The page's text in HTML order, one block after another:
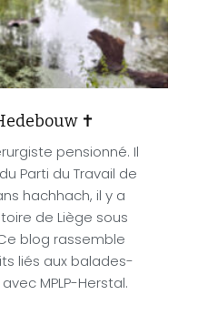
✝
pensionné. Il
Parti du Travail de
hachhach, il y a
de Liège sous
blog rassemble
liés aux balades-
MPLP-Herstal.